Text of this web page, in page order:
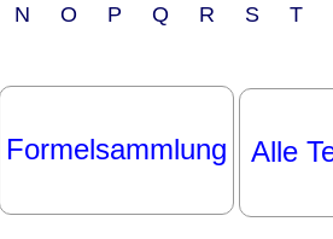
O P Q R S T
Formelsammlung Alle